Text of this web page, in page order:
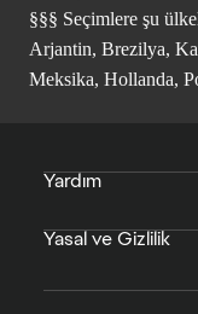
§§§ Seçimlere şu
Arjantin, Brezilya,
Meksika, Hollanda,
Yardım
Yasal ve Gizlilik